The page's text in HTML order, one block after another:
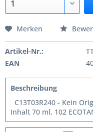
Merken
Artikel-Nr.:
EAN
Beschreibung
C13T03R240 - Kein
Inhalt 70 ml, 102